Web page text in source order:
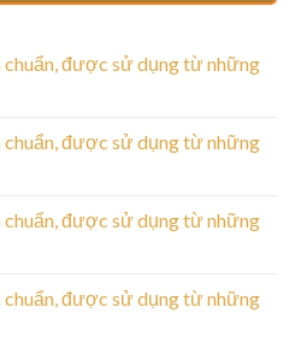
được sử dụng từ những
được sử dụng từ những
được sử dụng từ những
được sử dụng từ những